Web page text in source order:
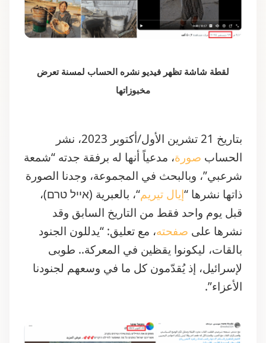
لقطة شاشة تظهر فيديو نشره الحساب لمسنة تعرض
مخبوزاتها
بتاريخ 21 تشرين الأول/أكتوبر 2023، نشر
الحساب صورة، مدعياً أنها له برفقة جدته “شمعة
شرعبي”، وبالبحث في المجموعة، وجدنا الصورة
ذاتها نشرها “إيال تيريم“، بالعبرية (אייל טרם)،
قبل يوم واحد فقط من التاريخ السابق وقد
نشرها على صفحته، مع تعليق: “يدللون الجنود
بالقات، ليكونوا يقظين في المعركة.. طوبى
لإسرائيل، إذ يُقدّمون كل ما في وسعهم لجنودنا
الأعزاء”.